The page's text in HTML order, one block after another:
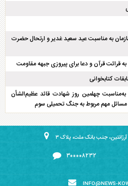
به مناسبت عید سعید غدیر و ارتحال حضرت
قرائت قرآن و دعا برای پیروزی جبهه مقاومت
کتابخوانی
چهلمین روز شهادت قائد عظیم‌الشأن
مسائل مهم مربوط به جنگ تحمیلی سوم
جنب بانک ملت، پلاک ۳
۳۰۰۰۰۸۲۳۲
INFO@NEWS-